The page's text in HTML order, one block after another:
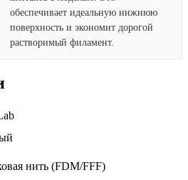
обеспечивает идеальную нижнюю
поверхность и экономит дорогой
растворимый филамент.
нить (FDM/FFF)